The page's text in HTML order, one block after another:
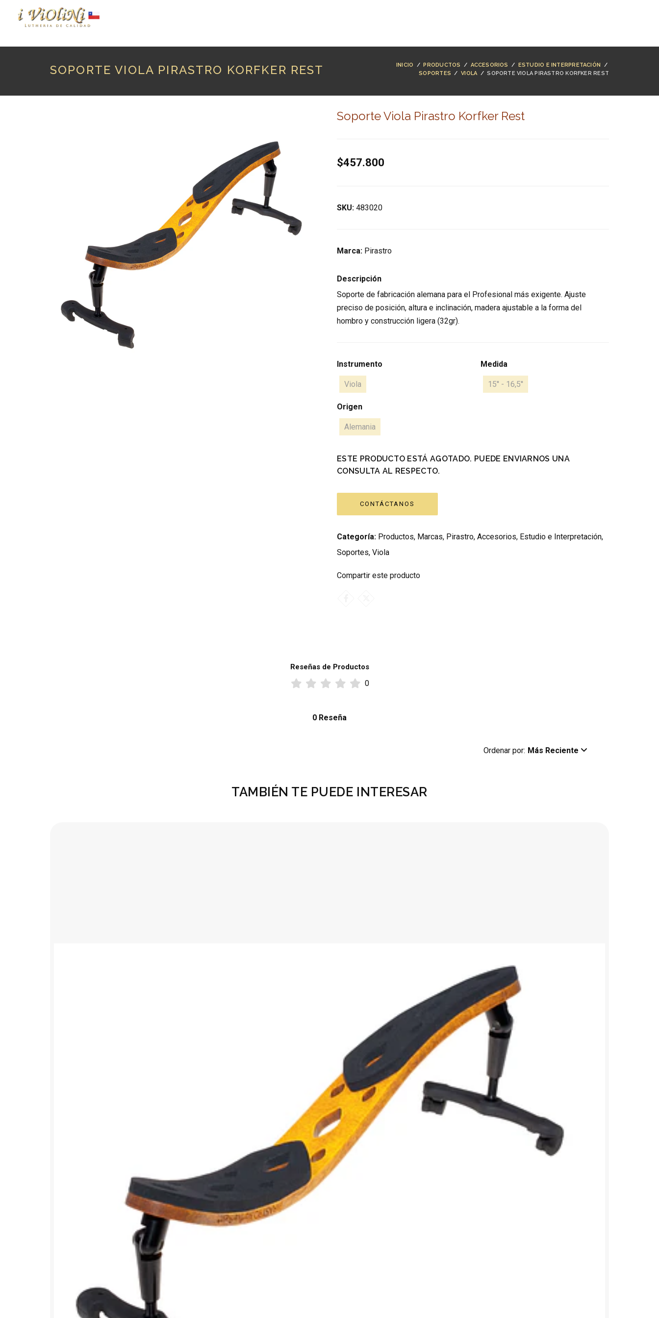
SOPORTE VIOLA PIRASTRO KORFKER REST INICIO / PRODUCTOS / ACCESORIOS / ESTUDIO E INTERPRETACIÓN
/
SOPORTES /VIOLA/SOPORTE VIOLA PIRASTRO KORFKER REST
Soporte Viola Pirastro Korfker Rest
$457.800
SKU: 483020
Marca: Pirastro
Descripción
Soporte de fabricación alemana para el Profesional más exigente. Ajuste
preciso de posición, altura e inclinación, madera ajustable a la forma del
hombro y construcción ligera (32gr).
Instrumento
Viola
Medida
15'' - 16,5''
Origen
Alemania
ESTE PRODUCTO ESTÁ AGOTADO. PUEDE ENVIARNOS UNA
CONSULTA AL RESPECTO.
CONTÁCTANOS
Categoría: Productos, Marcas, Pirastro, Accesorios, Estudio e Interpretación,
Soportes, Viola
Compartir este producto
Reseñas de Productos
0
0 Reseña
Ordenar por: Más Reciente
TAMBIÉN TE PUEDE INTERESAR